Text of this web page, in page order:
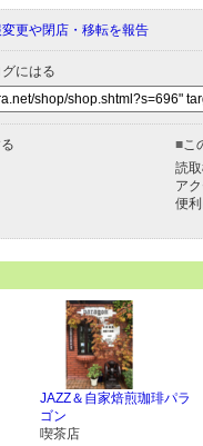
更や閉店・移転を報告
にはる
■こ
読
アク
便
JAZZ＆自家焙煎珈琲パラ
ゴン
喫茶店